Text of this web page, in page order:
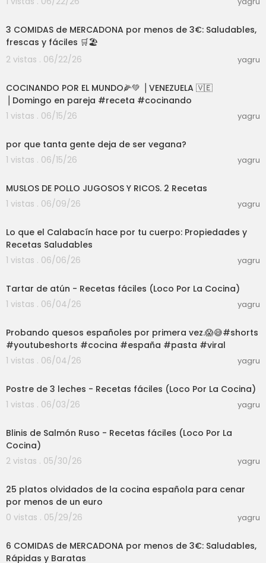
#cocina #recetasdecocina #chefturista #co
mosehace #comohacer #viral #chef #venez
uela #like #youtube #donas #tutorial #DIY
3 COMIDAS de MERCADONA por menos de 3€: Saludables,
frescas y fáciles 🛒🏖️
2 vistas . 06/22/26
yagru
COCINANDO POR EL MUNDO🌽💚 ⎪VENEZUELA 🇻🇪
⎪Domingo en pareja #receta #cocinando
1 vistas . 06/15/26
yagru
por que tanta gente deja de ser vegana?
1 vistas . 06/15/26
yagru
MUSLOS DE POLLO JUGOSOS Y RICOS. 2 Recetas
1 vistas . 06/09/26
yagru
Lo que el Calabacín hace por tu cuerpo: Propiedades y
Recetas Saludables
1 vistas . 06/06/26
yagru
Tartar de atún - Recetas fáciles (Loco Por La Cocina)
1 vistas . 06/04/26
yagru
Probando quesos españoles por primera vez.😱😅#shorts
#youtubeshorts #cocina #españa #pasta #viral
1 vistas . 06/04/26
yagru
Postre de 3 leches - Recetas fáciles (Loco Por La Cocina)
1 vistas . 06/03/26
yagru
Blinis de Salmón Ruso - Recetas fáciles (Loco Por La
Cocina)
2 vistas . 05/30/26
yagru
25 platos olvidados de la cocina española para cenar
por menos de un euro
0 vistas . 05/29/26
yagru
6 COMIDAS de MERCADONA por menos de 3€: Saludables,
Rápidas y Baratas